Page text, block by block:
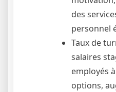
des
personnel
Taux de
salaires
employés
options,